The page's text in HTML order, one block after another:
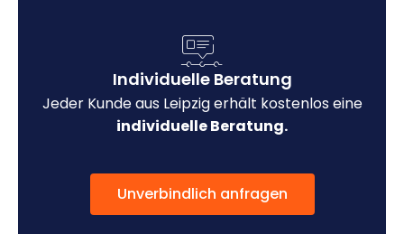
Individuelle Beratung
Jeder Kunde aus Leipzig erhält kostenlos eine
individuelle Beratung.
Unverbindlich anfragen